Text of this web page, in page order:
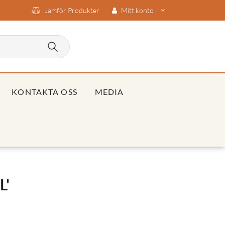
Jämför Produkter Mitt konto
KONTAKTA OSS MEDIA